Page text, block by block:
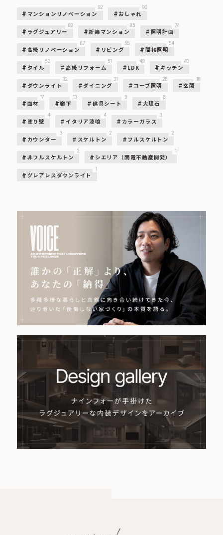
マンションリノベーション
92
おしゃれ
90
ラグジュアリー
88
新築マンション
85
照明計画
74
高級リノベーション
67
リビング
55
間接照明
54
タイル
52
高級リフォーム
51
LDK
49
キッチン
40
ダウンライト
32
ダイニング
31
コーブ照明
28
玄関
18
面材
17
廊下
13
建具シート
9
大理石
8
塗り壁
4
イタリア漆喰
4
カラーガラス
3
カウンター
3
スケルトン
2
フルスケルトン
2
非フルスケルトン
2
シエリア（関電不動産開発）
1
グレアレスダウンライト
1